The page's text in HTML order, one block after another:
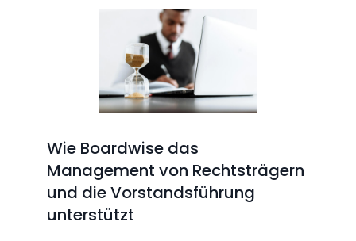
Wie Boardwise das
Management von Rechtsträgern
und die Vorstandsführung
unterstützt